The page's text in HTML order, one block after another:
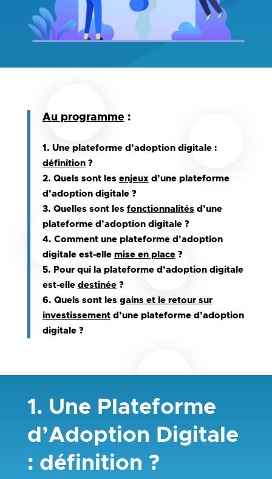
Au programme :
1. Une plateforme d’adoption digitale :
définition?
2. Quels sont les enjeuxd’une plateforme
d’adoption digitale ?
3. Quelles sont les fonctionnalités d’une
plateforme d’adoption digitale ?
4. Comment une plateforme d’adoption
digitale est-elle mise en place?
5. Pour qui la plateforme d’adoption digitale
est-elle destinée?
6. Quels sont les gains et le retour sur
investissementd’une plateforme d’adoption
digitale ?
1. Une Plateforme
d’Adoption Digitale
: définition ?